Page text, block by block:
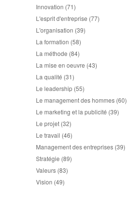
Innovation (71)
L'esprit d'entreprise (77)
L'organisation (39)
La formation (58)
La méthode (84)
La mise en oeuvre (43)
La qualité (31)
Le leadership (55)
Le management des hommes (60)
Le marketing et la publicité (39)
Le projet (32)
Le travail (46)
Management des entreprises (39)
Stratégie (89)
Valeurs (83)
Vision (49)